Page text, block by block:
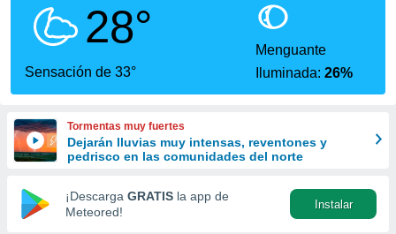
se
calidad.
a este
las
y
forma
digital
basada
28°
Sensación de 33°
Menguante
Iluminada:26%
Tormentas muy fuertes
Dejarán lluvias muy intensas, reventones y
pedrisco en las comunidades del norte
¡Descarga GRATIS la app de
Meteored!
Instalar